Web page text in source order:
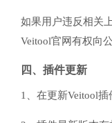
如果用户违反相关
Veitool官网有权向
四、插件更新
1、在更新Veitool